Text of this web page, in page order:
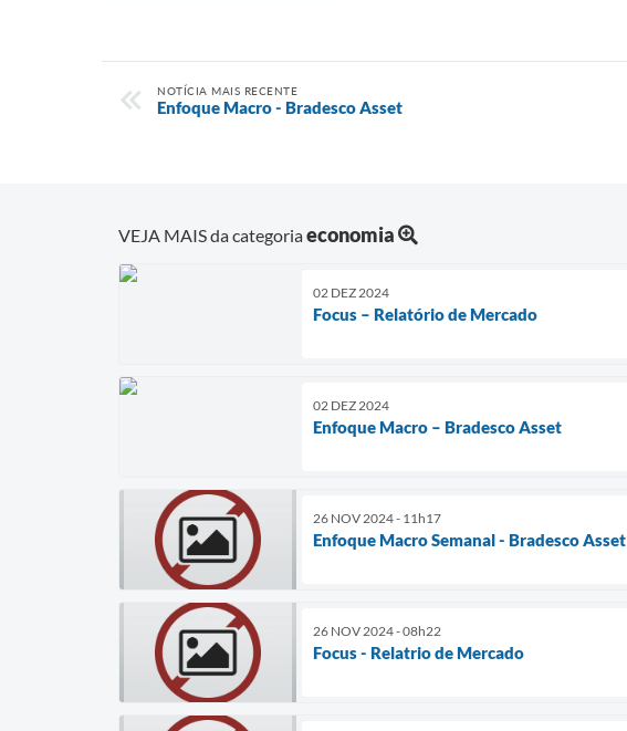
NOTÍCIA MAIS RECENTE
Enfoque Macro - Bradesco Asset
VEJA MAIS da categoriaeconomia
02 DEZ 2024
Focus – Relatório de Mercado
02 DEZ 2024
Enfoque Macro – Bradesco Asset
26 NOV 2024 - 11h17
Enfoque Macro Semanal - Bradesco Asset
26 NOV 2024 - 08h22
Focus - Relatrio de Mercado